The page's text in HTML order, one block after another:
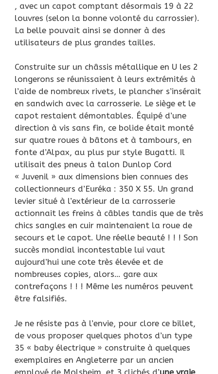
, avec un capot comptant désormais 19 à 22
louvres (selon la bonne volonté du carrossier).
La belle pouvait ainsi se donner à des
utilisateurs de plus grandes tailles.
Construite sur un châssis métallique en U les 2
longerons se réunissaient à leurs extrémités à
l’aide de nombreux rivets, le plancher s’insérait
en sandwich avec la carrosserie. Le siège et le
capot restaient démontables. Équipé d’une
direction à vis sans fin, ce bolide était monté
sur quatre roues à bâtons et à tambours, en
fonte d’Alpax, au plus pur style Bugatti. Il
utilisait des pneus à talon Dunlop Cord
« Juvenil » aux dimensions bien connues des
collectionneurs d’Euréka : 350 X 55. Un grand
levier situé à l’extérieur de la carrosserie
actionnait les freins à câbles tandis que de très
chics sangles en cuir maintenaient la roue de
secours et le capot. Une réelle beauté ! ! ! Son
succès mondial incontestable lui vaut
aujourd’hui une cote très élevée et de
nombreuses copies, alors… gare aux
contrefaçons ! ! ! Même les numéros peuvent
être falsifiés.
Je ne résiste pas à l’envie, pour clore ce billet,
de vous proposer quelques photos d’un type
35 « baby électrique » construite à quelques
exemplaires en Angleterre par un ancien
employé de Molsheim, et 3 clichés d’une vraie